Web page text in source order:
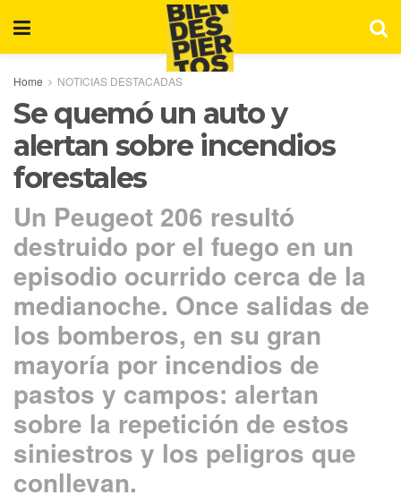
Home NOTICIAS DESTACADAS
Se quemó un auto y
alertan sobre incendios
forestales
Un Peugeot 206 resultó
destruido por el fuego en un
episodio ocurrido cerca de la
medianoche. Once salidas de
los bomberos, en su gran
mayoría por incendios de
pastos y campos: alertan
sobre la repetición de estos
siniestros y los peligros que
conllevan.